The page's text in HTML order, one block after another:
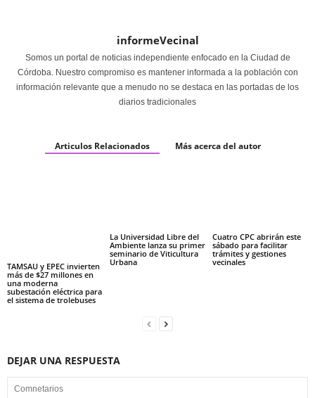
informeVecinal
Somos un portal de noticias independiente enfocado en la Ciudad de
Córdoba. Nuestro compromiso es mantener informada a la población con
información relevante que a menudo no se destaca en las portadas de los
diarios tradicionales
Articulos Relacionados Más acerca del autor
TAMSAU y EPEC invierten
más de $27 millones en
una moderna
subestación eléctrica para
el sistema de trolebuses
La Universidad Libre del
Ambiente lanza su primer
seminario de Viticultura
Urbana
Cuatro CPC abrirán este
sábado para facilitar
trámites y gestiones
vecinales
DEJAR UNA RESPUESTA